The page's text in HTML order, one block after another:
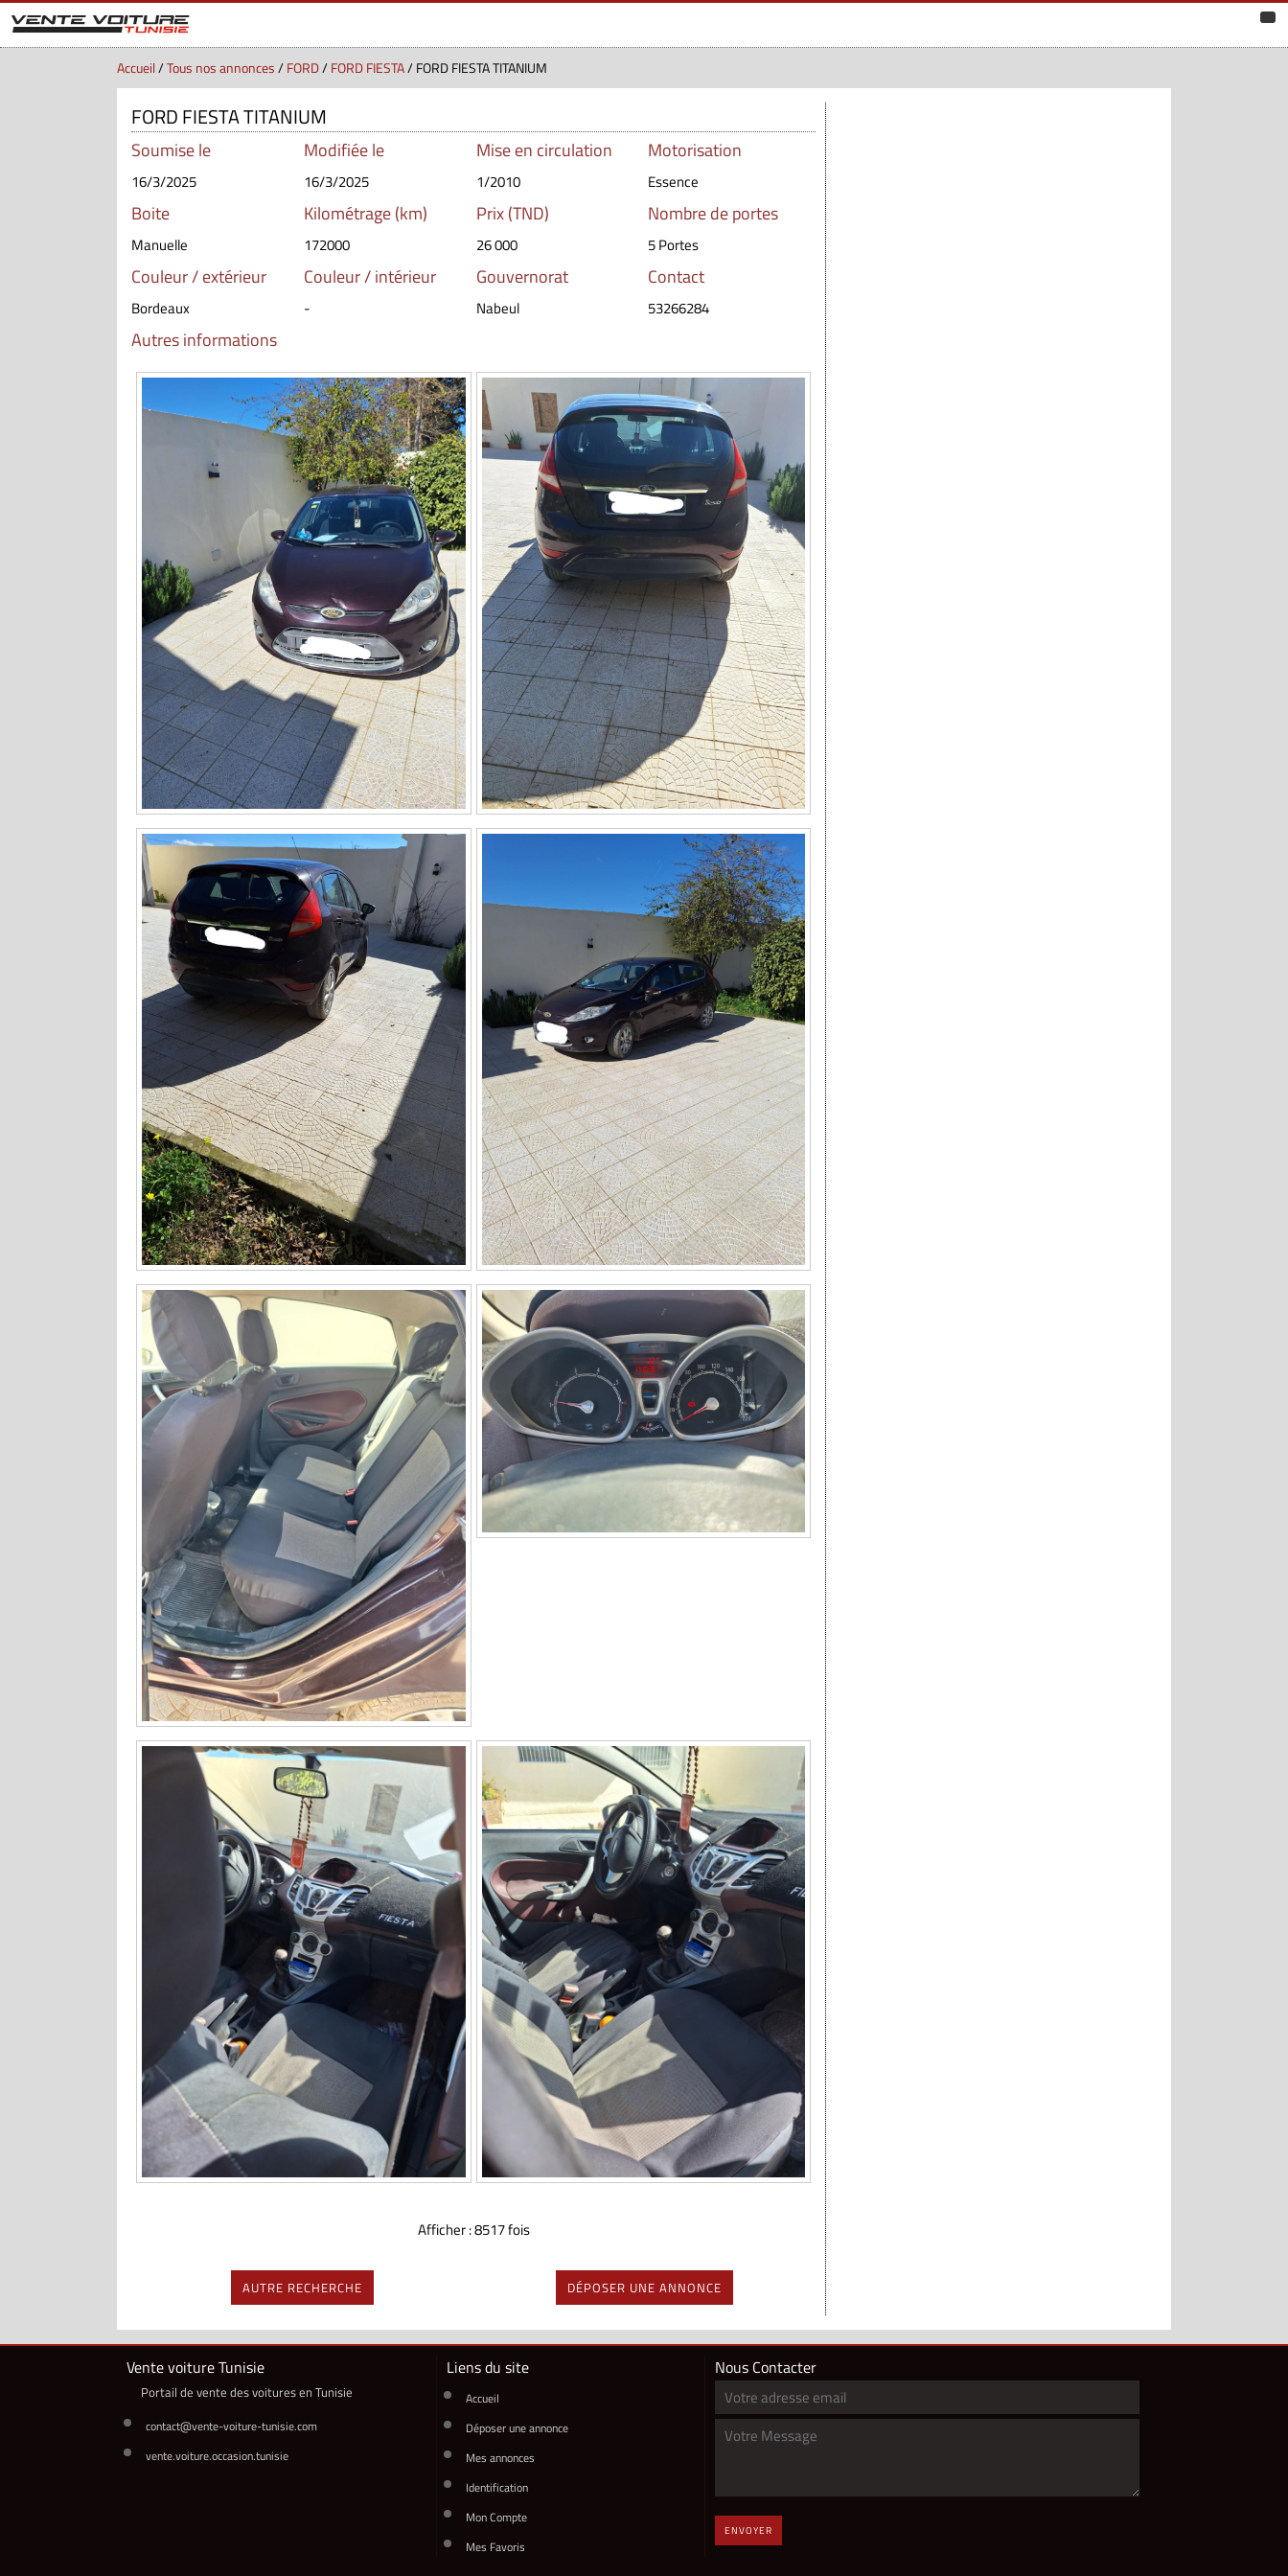
Accueil/Tous nos annonces/FORD/FORD FIESTA/ FORD FIESTA TITANIUM
FORD FIESTA TITANIUM
Soumise le
16/3/2025
Modifiée le
16/3/2025
Mise en circulation
1/2010
Motorisation
Essence
Boite
Manuelle
Kilométrage (km)
172000
Prix (TND)
26 000
Nombre de portes
5 Portes
Couleur / extérieur
Bordeaux
Couleur / intérieur
-
Gouvernorat
Nabeul
Autres informations
Contact
53266284
Afficher : 8517 fois
AUTRE RECHERCHE DÉPOSER UNE ANNONCE
Vente voiture Tunisie
Portail de vente des voitures en Tunisie
contact@vente-voiture-tunisie.com
vente.voiture.occasion.tunisie
Liens du site
Accueil
Déposer une annonce
Mes annonces
Identification
Mon Compte
Mes Favoris
Nous Contacter
ENVOYER